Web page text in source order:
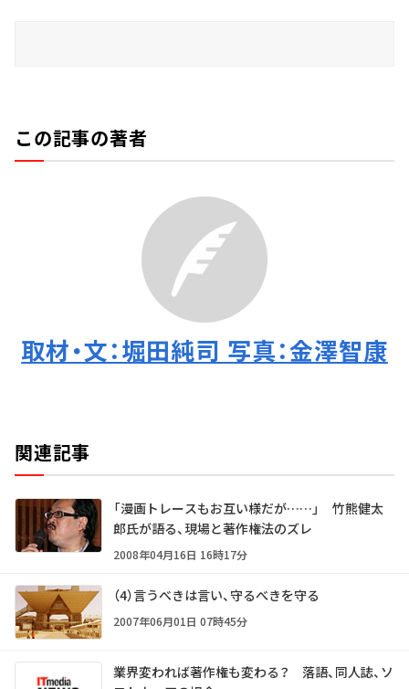
この記事の著者
取材・文：堀田純司 写真：金澤智康
関連記事
「漫画トレースもお互い様だが……」 竹熊健太
郎氏が語る、現場と著作権法のズレ
2008年04月16日 16時17分
（4）言うべきは言い、守るべきを守る
2007年06月01日 07時45分
業界変われば著作権も変わる？ 落語、同人誌、ソ